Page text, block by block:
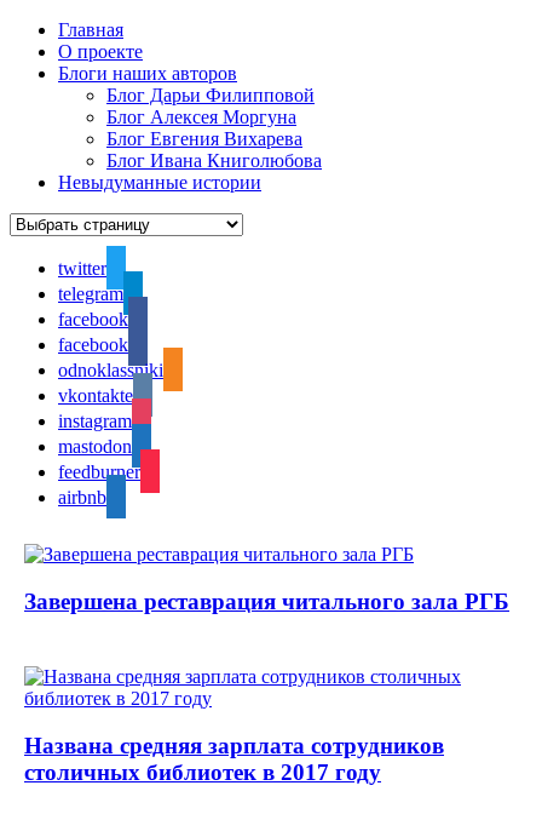
Главная
О проекте
Блоги наших авторов
Блог Дарьи Филипповой
Блог Алексея Моргуна
Блог Евгения Вихарева
Блог Ивана Книголюбова
Невыдуманные истории
twitter
telegram
facebook
facebook
odnoklassniki
vkontakte
instagram
mastodon
feedburner
airbnb
Завершена реставрация читального зала РГБ
Названа средняя зарплата сотрудников
столичных библиотек в 2017 году